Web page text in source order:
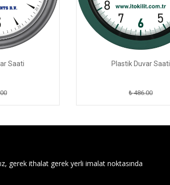
Saati Plastik Duvar Saati
₺ 486.00
gerek ithalat gerek yerli imalat noktasında